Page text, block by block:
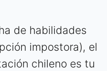
de habilidades
impostora), el
chileno es tu